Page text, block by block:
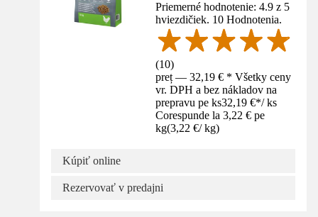
Priemerné hodnotenie: 4.9 z 5
hviezdičiek. 10 Hodnotenia.
(10)
preț — 32,19 € * Všetky ceny
vr. DPH a bez nákladov na
prepravu pe ks32,19 €*/ ks
Corespunde la 3,22 € pe
kg(3,22 €/ kg)
Kúpiť online
Rezervovať v predajni